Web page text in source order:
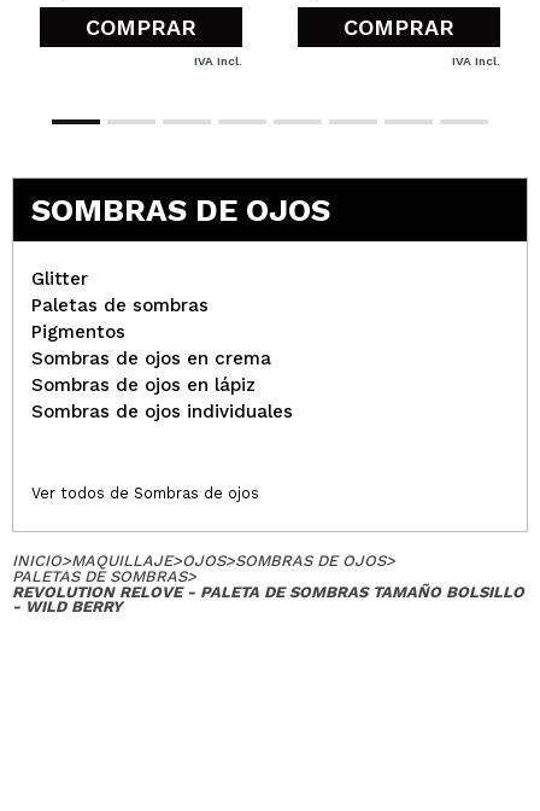
COMPRAR
IVA Incl.
COMPRAR
IVA Incl.
SOMBRAS DE OJOS
Glitter
Paletas de sombras
Pigmentos
Sombras de ojos en crema
Sombras de ojos en lápiz
Sombras de ojos individuales
Ver todos de Sombras de ojos
INICIO>MAQUILLAJE>OJOS>SOMBRAS DE OJOS>
PALETAS DE SOMBRAS>
REVOLUTION RELOVE - PALETA DE SOMBRAS TAMAÑO BOLSILLO
- WILD BERRY